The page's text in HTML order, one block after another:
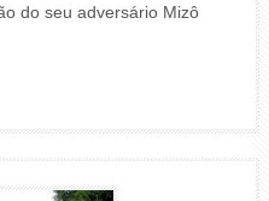
do seu adversário Mizô